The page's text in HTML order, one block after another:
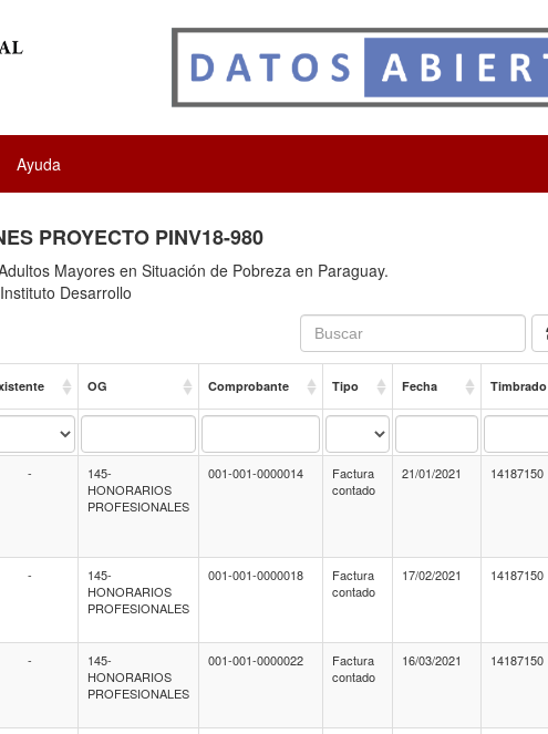
Ayuda
PROYECTO PINV18-980
Mayores en Situación de Pobreza en Paraguay.
Desarrollo
OG Comprobante Tipo Fecha Timbrado
-
145-
HONORARIOS
PROFESIONALES
001-001-0000014
Factura
contado
21/01/2021 14187150
-
145-
HONORARIOS
PROFESIONALES
001-001-0000018
Factura
contado
17/02/2021 14187150
-
145-
HONORARIOS
PROFESIONALES
001-001-0000022
Factura
contado
16/03/2021 14187150